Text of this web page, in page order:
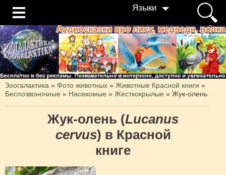
Языки
Зоогалактика » Фото животных » Животные Красной книги »
Беспозвоночные » Насекомые » Жесткокрылые » Жук-олень
Жук-олень (Lucanus
cervus) в Красной
книге